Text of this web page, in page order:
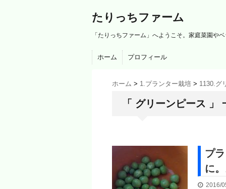
たりっちファーム
「たりっちファーム」へようこそ。家庭菜園や
ホーム プロフィール
ホーム > 1.プランター栽培 > 1130.グ
「 グリーンピース 」
プ
に
2016/